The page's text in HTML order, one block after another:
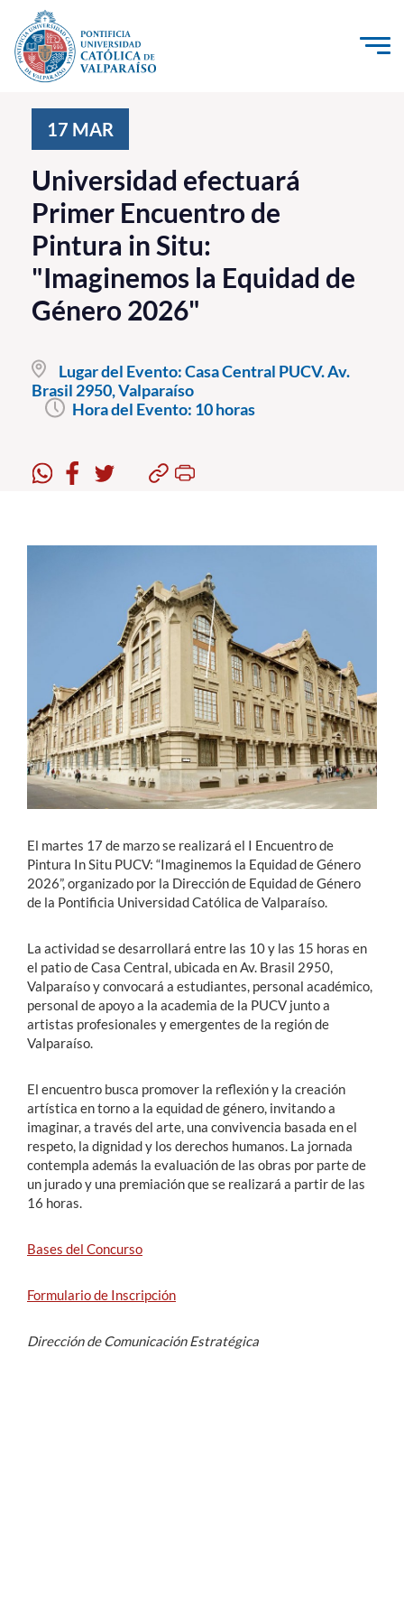
Click acá para ir directamente al contenido
Investigación, Creación e Innovación
PUCV Internacional
Vinculación con el Medio
Admisión
Pregrado
Postgrado
Formación Continua
Académicos
17 MAR
Universidad efectuará
Primer Encuentro de
Pintura in Situ:
"Imaginemos la Equidad de
Género 2026"
Lugar del Evento:Casa Central PUCV. Av.
Brasil 2950, Valparaíso
Hora del Evento: 10 horas
El martes 17 de marzo se realizará el I Encuentro de
Pintura In Situ PUCV: “Imaginemos la Equidad de Género
2026”, organizado por la Dirección de Equidad de Género
de la Pontificia Universidad Católica de Valparaíso.
La actividad se desarrollará entre las 10 y las 15 horas en
el patio de Casa Central, ubicada en Av. Brasil 2950,
Valparaíso y convocará a estudiantes, personal académico,
personal de apoyo a la academia de la PUCV junto a
artistas profesionales y emergentes de la región de
Valparaíso.
El encuentro busca promover la reflexión y la creación
artística en torno a la equidad de género, invitando a
imaginar, a través del arte, una convivencia basada en el
respeto, la dignidad y los derechos humanos. La jornada
contempla además la evaluación de las obras por parte de
un jurado y una premiación que se realizará a partir de las
16 horas.
Bases del Concurso
Formulario de Inscripción
Dirección de Comunicación Estratégica